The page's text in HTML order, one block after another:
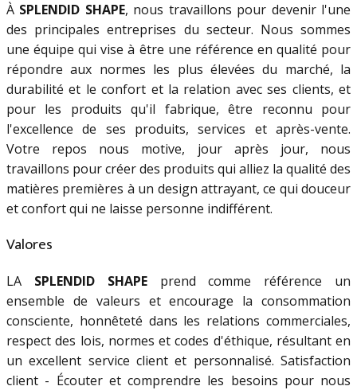
À SPLENDID SHAPE, nous travaillons pour devenir l'une
des principales entreprises du secteur. Nous sommes
une équipe qui vise à être une référence en qualité pour
répondre aux normes les plus élevées du marché, la
durabilité et le confort et la relation avec ses clients, et
pour les produits qu'il fabrique, être reconnu pour
l'excellence de ses produits, services et après-vente.
Votre repos nous motive, jour après jour, nous
travaillons pour créer des produits qui alliez la qualité des
matières premières à un design attrayant, ce qui douceur
et confort qui ne laisse personne indifférent.
Valores
LA SPLENDID SHAPEprend comme référence un
ensemble de valeurs et encourage la consommation
consciente, honnêteté dans les relations commerciales,
respect des lois, normes et codes d'éthique, résultant en
un excellent service client et personnalisé. Satisfaction
client - Écouter et comprendre les besoins pour nous